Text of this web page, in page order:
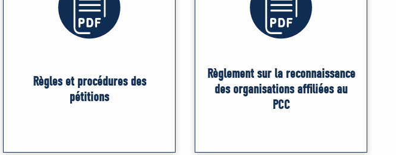
Règles et procédures des
pétitions
Règlement sur la reconnaissance
des organisations affiliées au
PCC